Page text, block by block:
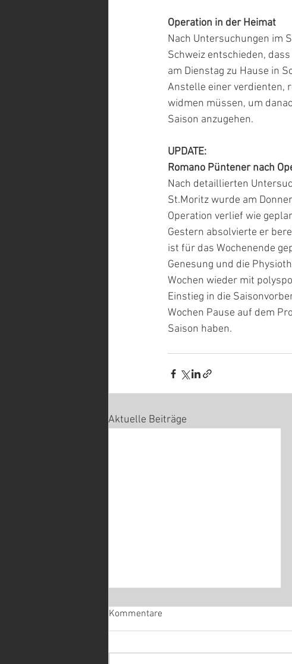
Operation in der Heimat
Nach Untersuchungen im
Schweiz entschieden,
am Dienstag zu Hause in
Anstelle einer verdienten,
widmen müssen, um
Saison anzugehen.
UPDATE:
Romano Püntener nach
Nach detaillierten
St.Moritz wurde am
Operation verlief wie
Gestern absolvierte er
ist für das Wochenende
Genesung und die
Wochen wieder mit
Einstieg in die
Wochen Pause auf dem
Saison haben.
Aktuelle Beiträge
Kommentare